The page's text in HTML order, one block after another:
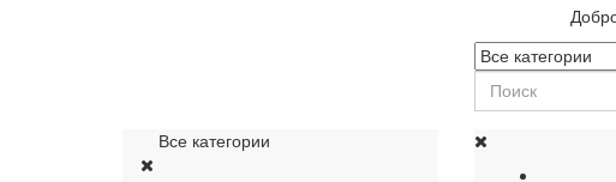
Все категории